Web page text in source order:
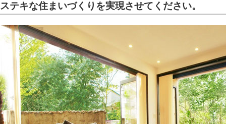
ステキな住まいづくりを実現させてください。